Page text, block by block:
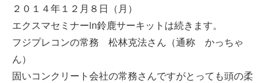
２０１４年１２月８日（月）
エクスマセミナーin鈴鹿サーキットは続きます。
フジプレコンの常務 松林克法さん（通称 かっちゃ
ん）
固いコンクリート会社の常務さんですがとっても頭の柔